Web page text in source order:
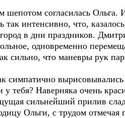
согласилась Ольга.
так интенсивно, что,
в дни праздников.
одновременно
сильно, что маневры рук
симпатично
у тебя? Наверняка очень
сильнейший прилив
Ольги, с трудом отмечая